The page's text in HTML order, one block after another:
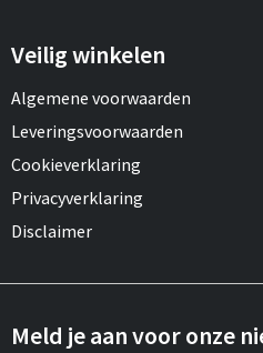
Veilig winkelen
Algemene voorwaarden
Leveringsvoorwaarden
Cookieverklaring
Privacyverklaring
Disclaimer
Meld je aan voor onze